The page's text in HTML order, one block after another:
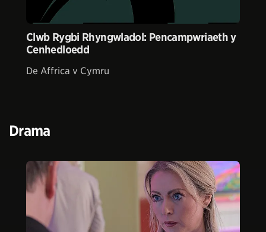
Clwb Rygbi Rhyngwladol: Pencampwriaeth y
Cenhedloedd
De Affrica v Cymru
Drama